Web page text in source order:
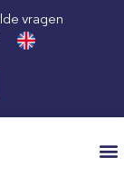
vragen